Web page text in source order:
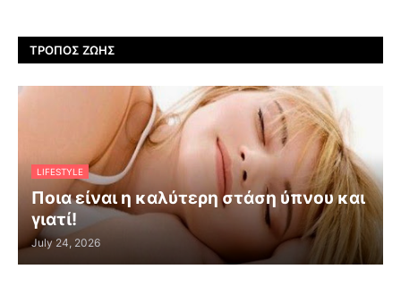
ΤΡΌΠΟΣ ΖΩΉΣ
LIFESTYLE
Ποια είναι η καλύτερη στάση ύπνου και
γιατί!
July 24, 2026